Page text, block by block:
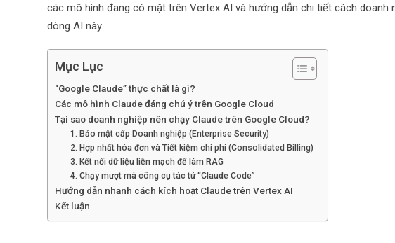
các mô hình đang có mặt trên Vertex AI và hướng dẫn chi tiết cách doanh
dòng AI này.
Mục Lục
“Google Claude” thực chất là gì?
Các mô hình Claude đáng chú ý trên Google Cloud
Tại sao doanh nghiệp nên chạy Claude trên Google Cloud?
1. Bảo mật cấp Doanh nghiệp (Enterprise Security)
2. Hợp nhất hóa đơn và Tiết kiệm chi phí (Consolidated Billing)
3. Kết nối dữ liệu liền mạch để làm RAG
4. Chạy mượt mà công cụ tác tử “Claude Code”
Hướng dẫn nhanh cách kích hoạt Claude trên Vertex AI
Kết luận